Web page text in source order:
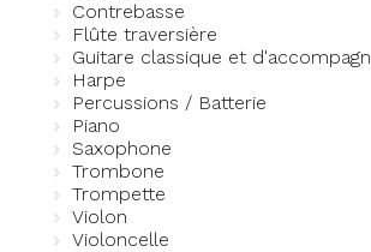
Contrebasse
Flûte traversière
Guitare classique et
Harpe
Percussions / Batterie
Piano
Saxophone
Trombone
Trompette
Violon
Violoncelle